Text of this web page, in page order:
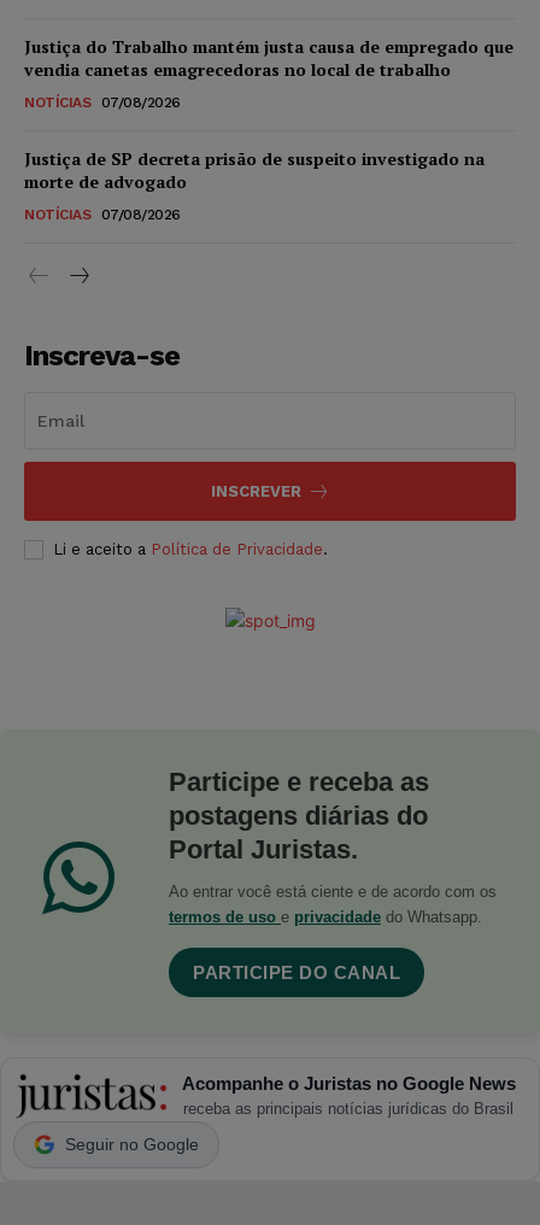
Justiça do Trabalho mantém justa causa de empregado que
vendia canetas emagrecedoras no local de trabalho
NOTÍCIAS 07/08/2026
Justiça de SP decreta prisão de suspeito investigado na
morte de advogado
NOTÍCIAS 07/08/2026
Inscreva-se
INSCREVER
Li e aceito a Política de Privacidade.
Participe e receba as
postagens diárias do
Portal Juristas.
Ao entrar você está ciente e de acordo com os
termos de uso e privacidade do Whatsapp.
PARTICIPE DO CANAL
Acompanhe o Juristas no Google News
receba as principais notícias jurídicas do Brasil
Seguir no Google